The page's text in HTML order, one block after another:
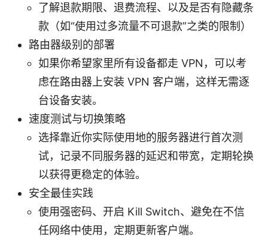
了解退款期限、退费流程、以及是否有隐藏条
款（如“使用过多流量不可退款”之类的限制）
路由器级别的部署
如果你希望家里所有设备都走 VPN，可以考
虑在路由器上安装 VPN 客户端，这样无需逐
台设备安装。
速度测试与切换策略
选择靠近你实际使用地的服务器进行首次测
试，记录不同服务器的延迟和带宽，定期轮换
以获得更稳定的体验。
安全最佳实践
使用强密码、开启 Kill Switch、避免在不信
任网络中使用，定期更新客户端。